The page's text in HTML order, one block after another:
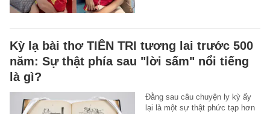
Kỳ lạ bài thơ TIÊN TRI tương lai trước 500
năm: Sự thật phía sau "lời sấm" nổi tiếng
là gì?
Đằng sau câu chuyện ly kỳ ấy
lại là một sự thật phức tạp hơn